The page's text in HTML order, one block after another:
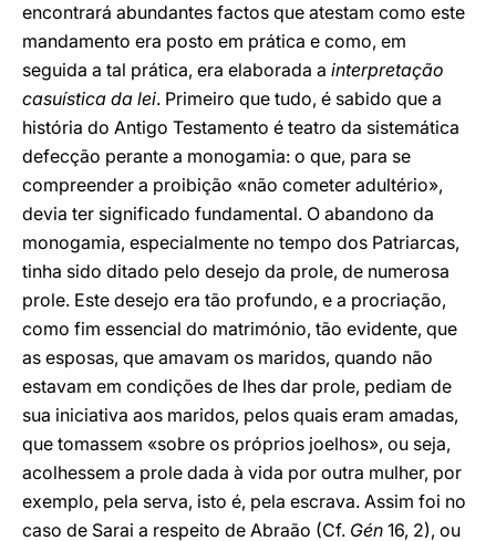
encontrará abundantes factos que atestam como este
mandamento era posto em prática e como, em
seguida a tal prática, era elaborada a interpretação
casuística da lei. Primeiro que tudo, é sabido que a
história do Antigo Testamento é teatro da sistemática
defecção perante a monogamia: o que, para se
compreender a proibição «não cometer adultério»,
devia ter significado fundamental. O abandono da
monogamia, especialmente no tempo dos Patriarcas,
tinha sido ditado pelo desejo da prole, de numerosa
prole. Este desejo era tão profundo, e a procriação,
como fim essencial do matrimónio, tão evidente, que
as esposas, que amavam os maridos, quando não
estavam em condições de lhes dar prole, pediam de
sua iniciativa aos maridos, pelos quais eram amadas,
que tomassem «sobre os próprios joelhos», ou seja,
acolhessem a prole dada à vida por outra mulher, por
exemplo, pela serva, isto é, pela escrava. Assim foi no
caso de Sarai a respeito de Abraão (Cf. Gén 16, 2), ou